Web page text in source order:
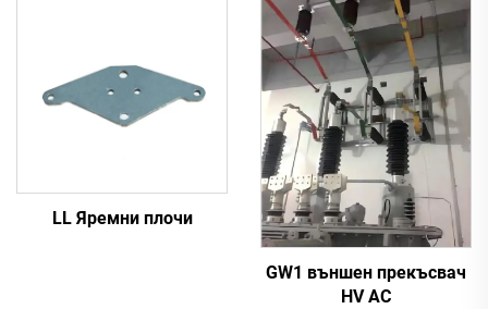
LL Яремни плочи
GW1 външен прекъсвач
HV AC